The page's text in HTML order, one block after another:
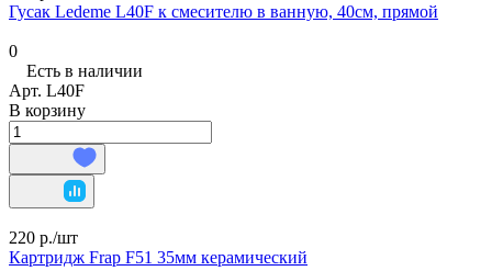
Гусак Ledeme L40F к смесителю в ванную, 40см, прямой
0
Есть в наличии
Арт. L40F
В корзину
220 р./шт
Картридж Frap F51 35мм керамический